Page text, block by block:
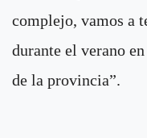
complejo, vamos a
durante el verano
de la provincia”.